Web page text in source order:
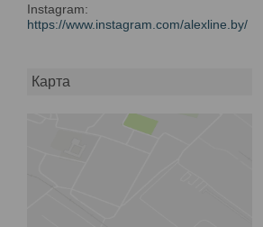
Instagram
https://www.instagram.com/alexline.by/
Карта